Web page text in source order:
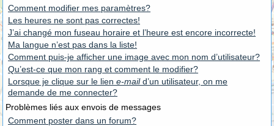
Comment modifier mes paramètres?
Les heures ne sont pas correctes!
J’ai changé mon fuseau horaire et l’heure est encore incorrecte!
Ma langue n’est pas dans la liste!
Comment puis-je afficher une image avec mon nom d’utilisateur?
Qu’est-ce que mon rang et comment le modifier?
Lorsque je clique sur le lien e-maild’un utilisateur, on me
demande de me connecter?
Problèmes liés aux envois de messages
Comment poster dans un forum?